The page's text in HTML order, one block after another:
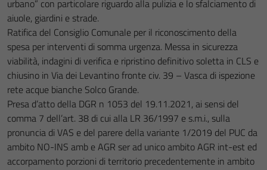
urbano” con particolare riguardo alla pulizia e lo sfalciamento di
aiuole, giardini e strade.
Ratifica del Consiglio Comunale per il riconoscimento della
spesa per interventi di somma urgenza. Messa in sicurezza
viabilità, indagini di verifica e ripristino definitivo soletta in CLS e
chiusino in Via dei Levantino fronte civ. 39 – Vasca di ispezione
rete acque bianche Solco Grande.
Presa d’atto della DGR n 1053 del 19.11.2021, ai sensi del
comma 7 dell’art. 38 di cui alla LR 36/1997 e s.m.i., sulla
pronuncia di VAS e del parere della variante 1/2019 del PUC da
ambito NO-INS amb e AGR ser ad unico ambito AGR int-est ed
accorpamento porzioni di territorio precedentemente in ambito